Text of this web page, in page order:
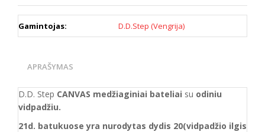
Gamintojas: D.D.Step (Vengrija)
APRAŠYMAS
D.D. Step CANVAS medžiaginiai bateliai su odiniu
vidpadžiu.
21d. batukuose yra nurodytas dydis 20(vidpadžio ilgis